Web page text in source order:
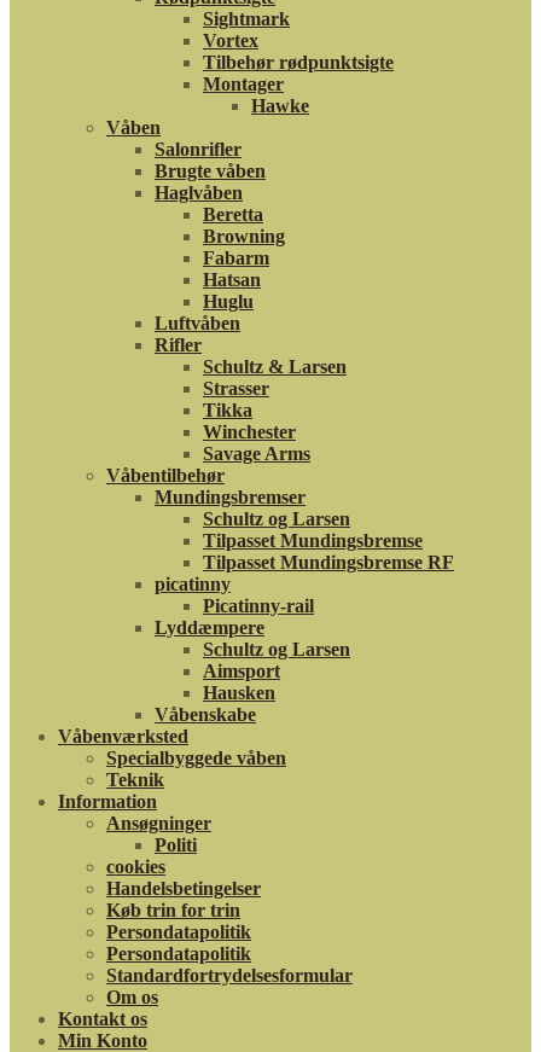
Sightmark
Vortex
Tilbehør rødpunktsigte
Montager
Hawke
Våben
Salonrifler
Brugte våben
Haglvåben
Beretta
Browning
Fabarm
Hatsan
Huglu
Luftvåben
Rifler
Schultz & Larsen
Strasser
Tikka
Winchester
Savage Arms
Våbentilbehør
Mundingsbremser
Schultz og Larsen
Tilpasset Mundingsbremse
Tilpasset Mundingsbremse RF
picatinny
Picatinny-rail
Lyddæmpere
Schultz og Larsen
Aimsport
Hausken
Våbenskabe
Våbenværksted
Specialbyggede våben
Teknik
Information
Ansøgninger
Politi
cookies
Handelsbetingelser
Køb trin for trin
Persondatapolitik
Persondatapolitik
Standardfortrydelsesformular
Om os
Kontakt os
Min Konto